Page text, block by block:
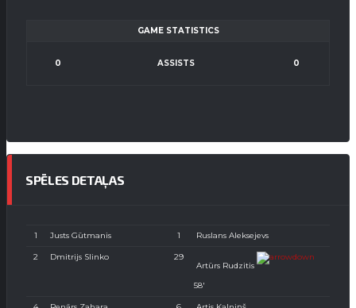
GAME STATISTICS
0 ASSISTS 0
SPĒLES DETAĻAS
1 Justs Gūtmanis 1 Ruslans Aleksejevs
2 Dmitrijs Slinko
29
Artūrs Rudzitis
58′